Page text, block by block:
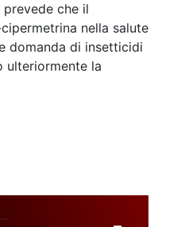
che il
nella salute
domanda di insetticidi
ulteriormente la